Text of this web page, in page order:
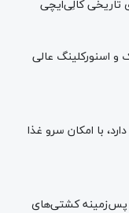
تاریخی کالِی‌ایچی
اسنورکلینگ عالی
با امکان سرو غذا
پس‌زمینه کشتی‌های